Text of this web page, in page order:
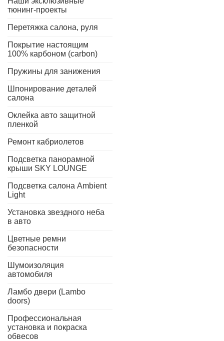
тюнинг-проекты
Перетяжка салона, руля
Покрытие настоящим
100% карбоном (carbon)
Пружины для занижения
Шпонирование деталей
салона
Оклейка авто защитной
пленкой
Ремонт кабриолетов
Подсветка панорамной
крыши SKY LOUNGE
Подсветка салона Ambient
Light
Установка звездного неба
в авто
Цветные ремни
безопасности
Шумоизоляция
автомобиля
Ламбо двери (Lambo
doors)
Профессиональная
установка и покраска
обвесов